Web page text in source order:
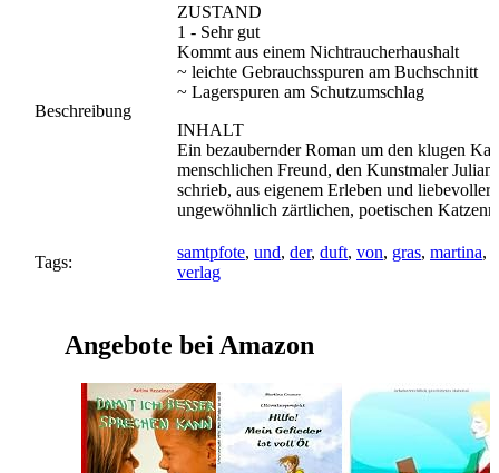
Beschreibung
ZUSTAND
1 - Sehr gut
Kommt aus einem Nichtraucherhaushalt
~ leichte Gebrauchsspuren am Buchschnitt
~ Lagerspuren am Schutzumschlag
INHALT
Ein bezaubernder Roman um den klugen
menschlichen Freund, den Kunstmaler
schrieb, aus eigenem Erleben und liebevoller
ungewöhnlich zärtlichen, poetischen
Tags:
samtpfote, und, der, duft, von, gras, martina,
verlag
Angebote bei Amazon